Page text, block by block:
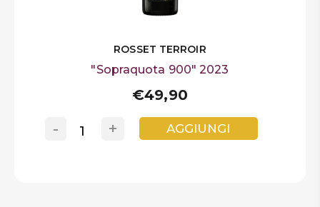
ROSSET TERROIR
"Sopraquota 900" 2023
€49,90
+
- AGGIUNGI